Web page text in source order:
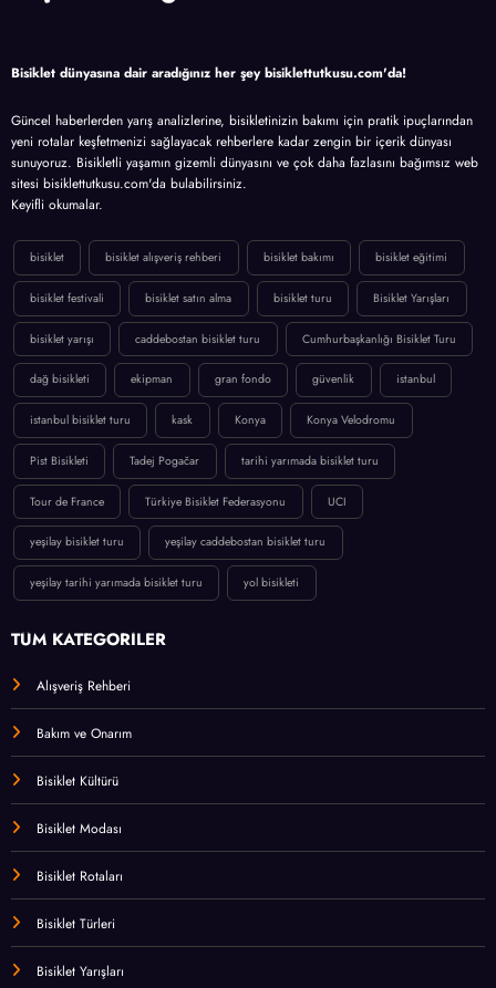
Bisiklet dünyasına dair aradığınız her şey bisiklettutkusu.com'da!
Güncel haberlerden yarış analizlerine, bisikletinizin bakımı için pratik ipuçlarından
yeni rotalar keşfetmenizi sağlayacak rehberlere kadar zengin bir içerik dünyası
sunuyoruz. Bisikletli yaşamın gizemli dünyasını ve çok daha fazlasını bağımsız web
sitesi bisiklettutkusu.com'da bulabilirsiniz.
Keyifli okumalar.
bisiklet bisiklet alışveriş rehberi bisiklet bakımı bisiklet eğitimi
bisiklet festivali bisiklet satın alma bisiklet turu Bisiklet Yarışları
bisiklet yarışı caddebostan bisiklet turu Cumhurbaşkanlığı Bisiklet Turu
dağ bisikleti ekipman gran fondo güvenlik istanbul
istanbul bisiklet turu kask Konya Konya Velodromu
Pist Bisikleti Tadej Pogačar tarihi yarımada bisiklet turu
Tour de France Türkiye Bisiklet Federasyonu UCI
yeşilay bisiklet turu yeşilay caddebostan bisiklet turu
yeşilay tarihi yarımada bisiklet turu yol bisikleti
TÜM KATEGORİLER
Alışveriş Rehberi
Bakım ve Onarım
Bisiklet Kültürü
Bisiklet Modası
Bisiklet Rotaları
Bisiklet Türleri
Bisiklet Yarışları